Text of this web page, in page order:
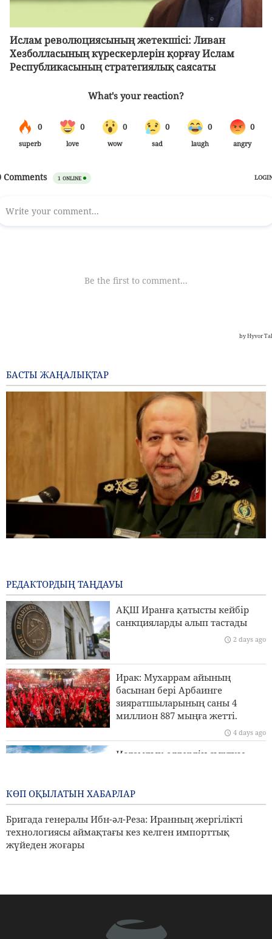
Ислам революциясының жетекшісі: Ливан
Хезболласының күрескерлерін қорғау Ислам
Республикасының стратегиялық саясаты
БАСТЫ ЖАҢАЛЫҚТАР
2 days ago
Пезешкиан: Біз келіссөздер процесіндегі Палестина
көшбасшыларының әрбір шешімін қолдаймыз
Сананың Эр-Риядқа қатаң ескертуі
Ормуз бұғазы үстінде MQ9 дроны жойылды
Иран Сыртқы істер министрлігі: Біз Иранды заңды
түрде қорғау үшін барлық құралдарды пайдаланамыз
РЕДАКТОРДЫҢ ТАҢДАУЫ
АҚШ Иранға қатысты кейбір
санкцияларды алып тастады
2 days ago
Ирак: Мухаррам айының
басынан бері Арбаинге
зияратшыларының саны 4
миллион 887 мыңға жетті.
4 days ago
Исламдық елдердің сыртқы
әрекеттеріне қарсы тұру үшін
бас қосады
4 days ago
КӨП ОҚЫЛАТЫН ХАБАРЛАР
Бригада генералы Ибн-әл-Реза: Иранның жергілікті
технологиясы аймақтағы кез келген импорттық
жүйеден жоғары